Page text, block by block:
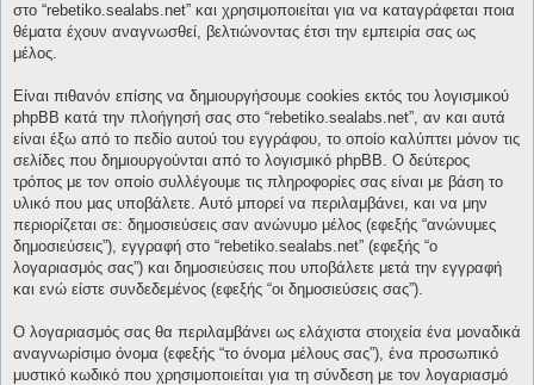
στο “rebetiko.sealabs.net” και χρησιμοποιείται για να καταγράφεται ποια
θέματα έχουν αναγνωσθεί, βελτιώνοντας έτσι την εμπειρία σας ως
μέλος.
Είναι πιθανόν επίσης να δημιουργήσουμε cookies εκτός του λογισμικού
phpBB κατά την πλοήγησή σας στο “rebetiko.sealabs.net”, αν και αυτά
είναι έξω από το πεδίο αυτού του εγγράφου, το οποίο καλύπτει μόνον τις
σελίδες που δημιουργούνται από το λογισμικό phpBB. Ο δεύτερος
τρόπος με τον οποίο συλλέγουμε τις πληροφορίες σας είναι με βάση το
υλικό που μας υποβάλετε. Αυτό μπορεί να περιλαμβάνει, και να μην
περιορίζεται σε: δημοσιεύσεις σαν ανώνυμο μέλος (εφεξής “ανώνυμες
δημοσιεύσεις”), εγγραφή στο “rebetiko.sealabs.net” (εφεξής “ο
λογαριασμός σας”) και δημοσιεύσεις που υποβάλετε μετά την εγγραφή
και ενώ είστε συνδεδεμένος (εφεξής “οι δημοσιεύσεις σας”).
Ο λογαριασμός σας θα περιλαμβάνει ως ελάχιστα στοιχεία ένα μοναδικά
αναγνωρίσιμο όνομα (εφεξής “το όνομα μέλους σας”), ένα προσωπικό
μυστικό κωδικό που χρησιμοποιείται για τη σύνδεση με τον λογαριασμό